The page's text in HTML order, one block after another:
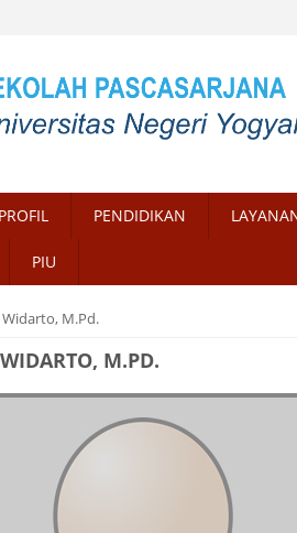
PROFIL PENDIDIKAN
PIU
Widarto, M.Pd.
M.PD.